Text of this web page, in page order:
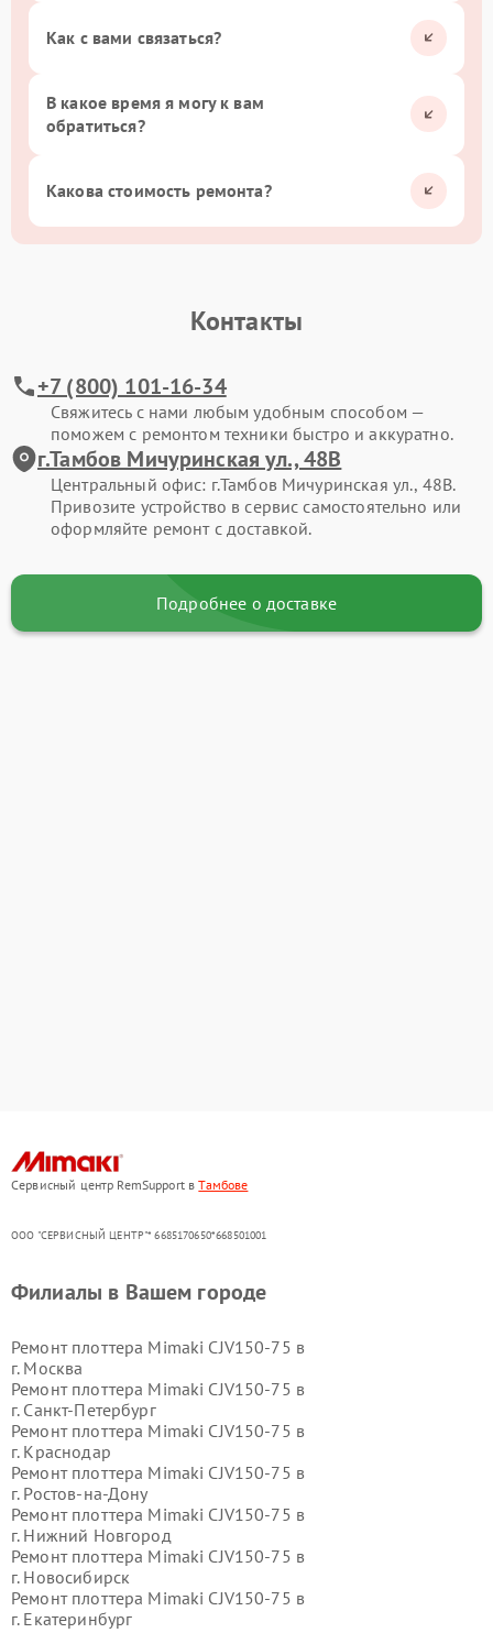
Как с вами связаться?
В какое время я могу к вам
обратиться?
Какова стоимость ремонта?
Контакты
+7 (800) 101-16-34
Свяжитесь с нами любым удобным способом —
поможем с ремонтом техники быстро и аккуратно.
г.Тамбов Мичуринская ул., 48В
Центральный офис: г.Тамбов Мичуринская ул., 48В.
Привозите устройство в сервис самостоятельно или
оформляйте ремонт с доставкой.
Подробнее о доставке
Сервисный центр RemSupport вТамбове
ООО "СЕРВИСНЫЙ ЦЕНТР"* 6685170650*668501001
Филиалы в Вашем городе
Ремонт плоттера Mimaki CJV150-75 в
г. Москва
Ремонт плоттера Mimaki CJV150-75 в
г. Санкт-Петербург
Ремонт плоттера Mimaki CJV150-75 в
г. Краснодар
Ремонт плоттера Mimaki CJV150-75 в
г. Ростов-на-Дону
Ремонт плоттера Mimaki CJV150-75 в
г. Нижний Новгород
Ремонт плоттера Mimaki CJV150-75 в
г. Новосибирск
Ремонт плоттера Mimaki CJV150-75 в
г. Екатеринбург